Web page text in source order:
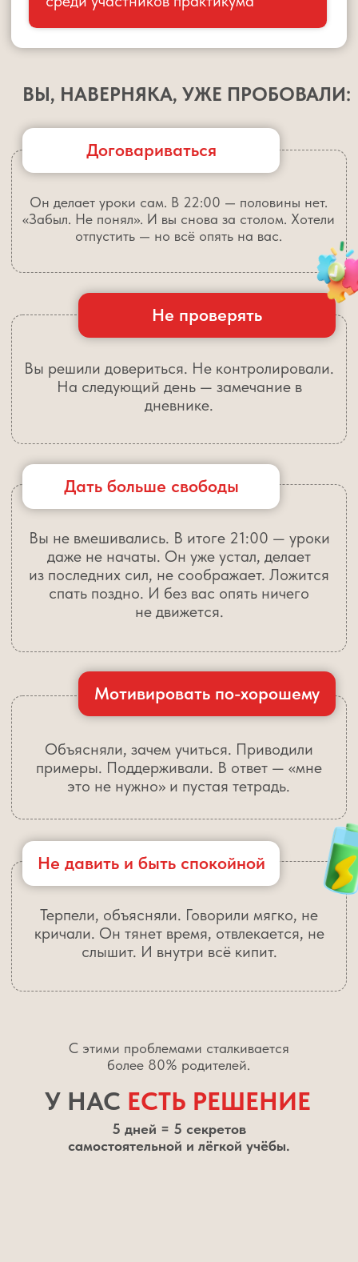
Дать больше свободы
Вы не вмешивались. В итоге 21:00 — уроки
даже не начаты. Он уже устал, делает
из последних сил, не соображает. Ложится
спать поздно. И без вас опять ничего
Не давить и быть спокойной
Терпели, объясняли. Говорили мягко, не
кричали. Он тянет время, отвлекается, не
Мотивировать по-хорошему
примеры. Поддерживали. В ответ — «мне
это не нужно» и пустая тетрадь.
Вы решили довериться. Не контролировали.
У НАСЕСТЬ РЕШЕНИЕ
ЧТОБЫ
5 дней = 5 секретов
самостоятельной и лёгкой учёбы.
С этими проблемами сталкивается
более 80% родителей.
в своих силах и спокойное
отношение к учёбе
Ребёнок сам организовывал своё время,
и телефон перестал управлять его днём
19900 рублей
сделаны спокойно и без напоминаний
ВАРИАНТЫ УЧАСТИЯ